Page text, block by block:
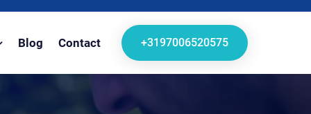
Blog Contact +3197006520575